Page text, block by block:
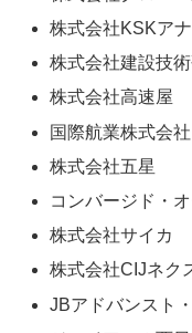
株式会社KSKア
株式会社建設技
株式会社高速屋
国際航業株式会社
株式会社五星
コンバージド・
株式会社サイカ
株式会社CIJネク
JBアドバンスト